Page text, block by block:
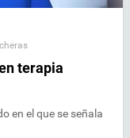
terapia
en el que se señala